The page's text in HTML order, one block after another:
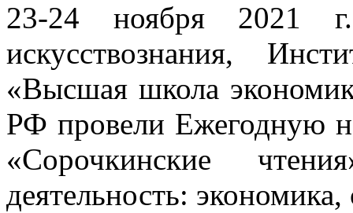
23-24 ноября 2021 г.
искусствознания,
«Высшая школа
РФ провели Ежегодную
«Сорочкинские
деятельность: